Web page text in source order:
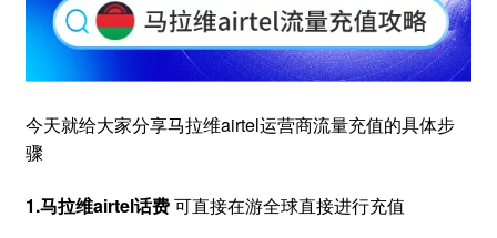
今天就给大家分享马拉维airtel运营商流量充值的具体步
骤
1.马拉维airtel话费可直接在游全球直接进行充值